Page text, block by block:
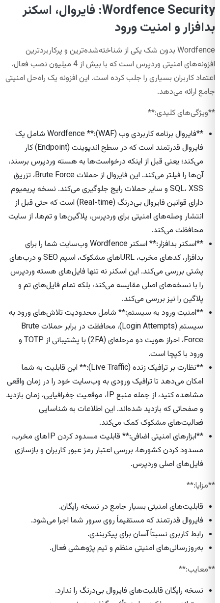
Wordfence Security: فایروال، اسکنر
بدافزار و امنیت ورود
Wordfence بدون شک یکی از شناخته‌شده‌ترین و پرکاربردترین
افزونه‌های امنیتی وردپرس است که با بیش از 4 میلیون نصب فعال،
اعتماد کاربران بسیاری را جلب کرده است. این افزونه یک راه‌حل امنیتی
جامع ارائه می‌دهد.
**ویژگی‌های کلیدی:**
**فایروال برنامه کاربردی وب (WAF):** Wordfence شامل یک
فایروال قدرتمند است که در سطح اندپوینت (Endpoint) کار
می‌کند؛ یعنی قبل از اینکه درخواست‌ها به هسته وردپرس برسند،
آن‌ها را فیلتر می‌کند. این فایروال از حملات Brute Force، تزریق
SQL، XSS و سایر حملات رایج جلوگیری می‌کند. نسخه پریمیوم
دارای قوانین فایروال بی‌درنگ (Real-time) است که حتی قبل از
انتشار وصله‌های امنیتی برای وردپرس، پلاگین‌ها و تم‌ها، از سایت
محافظت می‌کند.
**اسکنر بدافزار:** اسکنر Wordfence وب‌سایت شما را برای
بدافزار، کدهای مخرب، URL‌های مشکوک، اسپم SEO و درب‌های
پشتی بررسی می‌کند. این اسکنر نه تنها فایل‌های هسته وردپرس
را با نسخه‌های اصلی مقایسه می‌کند، بلکه تمام فایل‌های تم و
پلاگین را نیز بررسی می‌کند.
**امنیت ورود به سیستم:** شامل محدودیت تلاش‌های ورود به
سیستم (Login Attempts)، محافظت در برابر حملات Brute
Force، احراز هویت دو مرحله‌ای (2FA) با پشتیبانی از TOTP و
ورود با کپچا است.
**نظارت بر ترافیک زنده (Live Traffic):** این قابلیت به شما
امکان می‌دهد تا ترافیک ورودی به وب‌سایت خود را در زمان واقعی
مشاهده کنید، از جمله منبع IP، موقعیت جغرافیایی، زمان بازدید
و صفحاتی که بازدید شده‌اند. این اطلاعات به شناسایی
فعالیت‌های مشکوک کمک می‌کند.
**ابزارهای امنیتی اضافی:** قابلیت مسدود کردن IP‌های مخرب،
مسدود کردن کشورها، بررسی اعتبار رمز عبور کاربران و بازسازی
فایل‌های اصلی وردپرس.
**مزایا:**
قابلیت‌های امنیتی بسیار جامع در نسخه رایگان.
فایروال قدرتمند که مستقیماً روی سرور شما اجرا می‌شود.
رابط کاربری نسبتاً آسان برای پیکربندی.
به‌روزرسانی‌های امنیتی منظم و تیم پژوهشی فعال.
**معایب:**
نسخه رایگان قابلیت‌های فایروال بی‌درنگ را ندارد.